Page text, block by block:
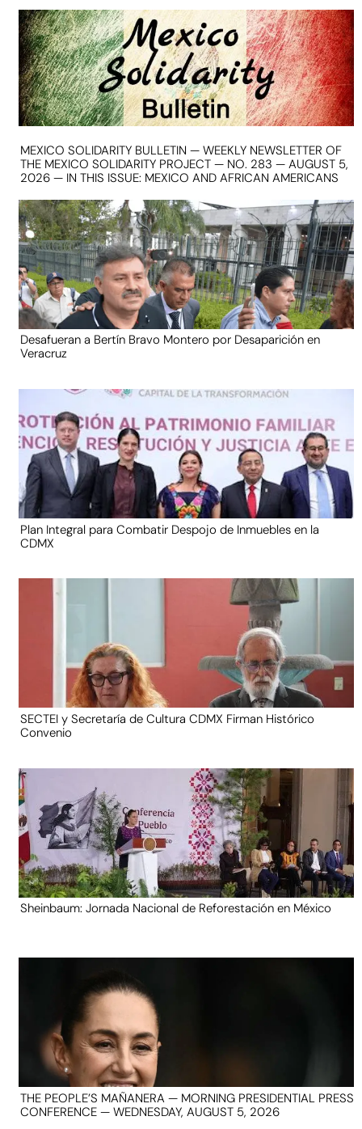
MEXICO SOLIDARITY BULLETIN — WEEKLY NEWSLETTER OF
THE MEXICO SOLIDARITY PROJECT — NO. 283 — AUGUST 5,
2026 — IN THIS ISSUE: MEXICO AND AFRICAN AMERICANS
Desafueran a Bertín Bravo Montero por Desaparición en
Veracruz
Plan Integral para Combatir Despojo de Inmuebles en la
CDMX
SECTEI y Secretaría de Cultura CDMX Firman Histórico
Convenio
Sheinbaum: Jornada Nacional de Reforestación en México
THE PEOPLE’S MAÑANERA — MORNING PRESIDENTIAL PRESS
CONFERENCE — WEDNESDAY, AUGUST 5, 2026